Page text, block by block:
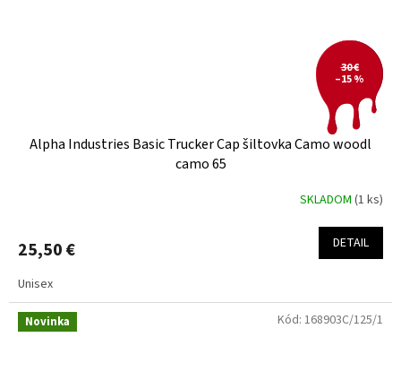
30 €
–15 %
Alpha Industries Basic Trucker Cap šiltovka Camo woodl
camo 65
SKLADOM (1 ks)
25,50 € DETAIL
Unisex
Novinka Kód: 168903C/125/1